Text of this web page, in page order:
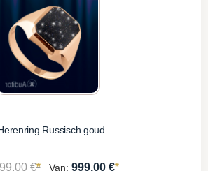
Russisch goud
€* Van: 999,00 €*